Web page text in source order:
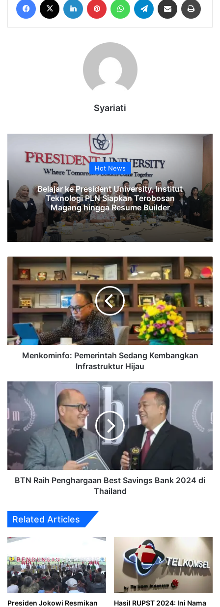
Syariati
Hot News
Belajar ke President University, Institut
Teknologi PLN Siapkan Terobosan
Magang hingga Resume Builder
Pemerintah
Sedang
Kembangkan
Infrastruktur
Hijau
Menkominfo: Pemerintah Sedang Kembangkan
Infrastruktur Hijau
BTN
Penghargaan
Best
Savings
Bank
2024
di
Thailand
BTN Raih Penghargaan Best Savings Bank 2024 di
Thailand
Related Articles
Presiden Jokowi Resmikan Hasil RUPST 2024: Ini Nama